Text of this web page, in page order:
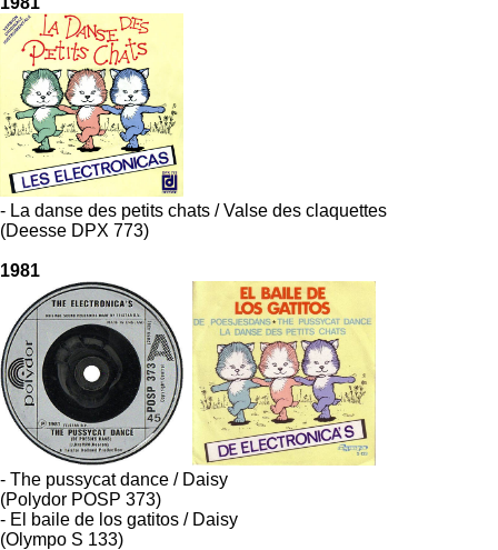
- La danse des petits chats / Valse des claquettes
(Deesse DPX 773)
1981
- The pussycat dance / Daisy
(Polydor POSP 373)
- El baile de los gatitos / Daisy
(Olympo S 133)